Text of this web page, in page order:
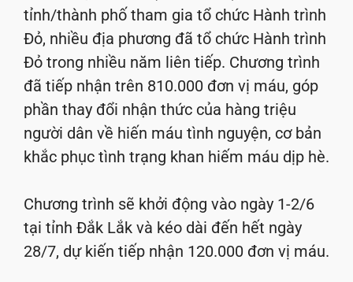
tỉnh/thành phố tham gia tổ chức Hành trình
Đỏ, nhiều địa phương đã tổ chức Hành trình
Đỏ trong nhiều năm liên tiếp. Chương trình
đã tiếp nhận trên 810.000 đơn vị máu, góp
phần thay đổi nhận thức của hàng triệu
người dân về hiến máu tình nguyện, cơ bản
khắc phục tình trạng khan hiếm máu dịp hè.
Chương trình sẽ khởi động vào ngày 1-2/6
tại tỉnh Đắk Lắk và kéo dài đến hết ngày
28/7, dự kiến tiếp nhận 120.000 đơn vị máu.